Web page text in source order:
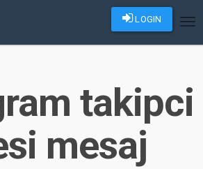
LOGIN
takipci
mesaj